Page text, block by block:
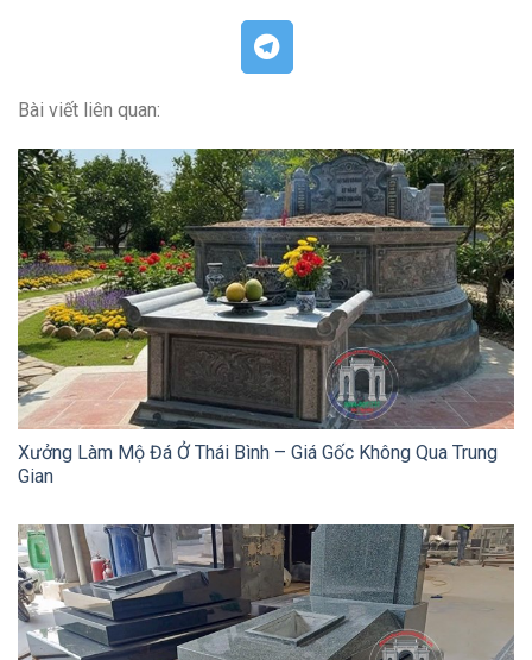
Bài viết liên quan:
Xưởng Làm Mộ Đá Ở Thái Bình – Giá Gốc Không Qua Trung
Gian